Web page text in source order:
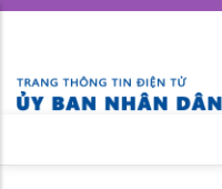
Skip
content